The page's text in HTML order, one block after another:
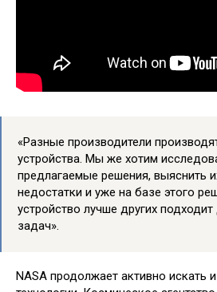
«Разные производители
устройства. Мы же хотим
предлагаемые решения, выяснить
недостатки и уже на базе этого
устройство лучше других
задач».
NASA продолжает активно искать